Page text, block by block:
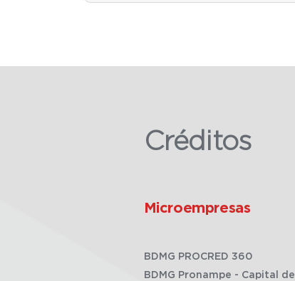
Créditos
Microempresas
BDMG PROCRED 360
BDMG Pronampe - Capital